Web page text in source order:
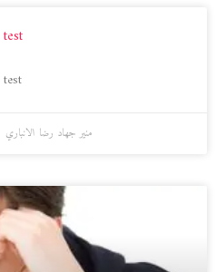
test
test
منير جهاد رضا الانباري